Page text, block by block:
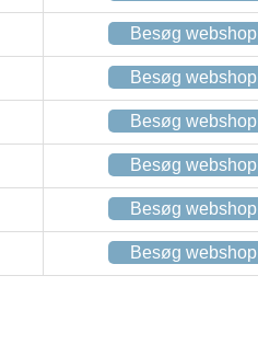
Besøg webshop
Besøg webshop
Besøg webshop
Besøg webshop
Besøg webshop
Besøg webshop